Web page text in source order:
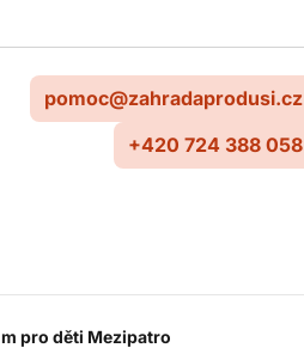
pomoc@zahradaprodusi.cz
+420 724 388 058
pro děti Mezipatro